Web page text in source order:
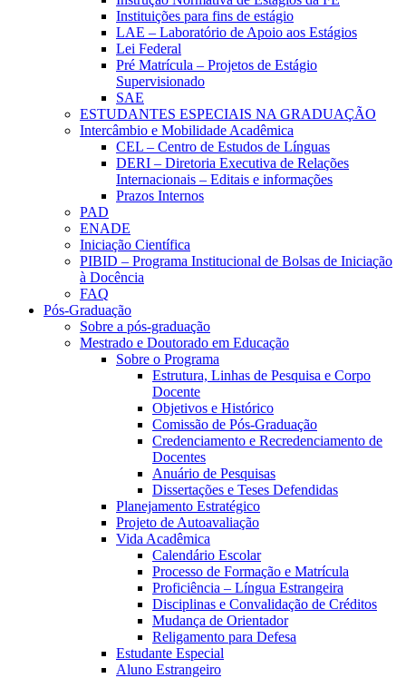
Instituições para fins de estágio
LAE – Laboratório de Apoio aos Estágios
Lei Federal
Pré Matrícula – Projetos de Estágio
Supervisionado
SAE
ESTUDANTES ESPECIAIS NA GRADUAÇÃO
Intercâmbio e Mobilidade Acadêmica
CEL – Centro de Estudos de Línguas
DERI – Diretoria Executiva de Relações
Internacionais – Editais e informações
Prazos Internos
PAD
ENADE
Iniciação Científica
PIBID – Programa Institucional de Bolsas de Iniciação
à Docência
FAQ
Pós-Graduação
Sobre a pós-graduação
Mestrado e Doutorado em Educação
Sobre o Programa
Estrutura, Linhas de Pesquisa e Corpo
Docente
Objetivos e Histórico
Comissão de Pós-Graduação
Credenciamento e Recredenciamento de
Docentes
Anuário de Pesquisas
Dissertações e Teses Defendidas
Planejamento Estratégico
Projeto de Autoavaliação
Vida Acadêmica
Calendário Escolar
Processo de Formação e Matrícula
Proficiência – Língua Estrangeira
Disciplinas e Convalidação de Créditos
Mudança de Orientador
Religamento para Defesa
Estudante Especial
Aluno Estrangeiro